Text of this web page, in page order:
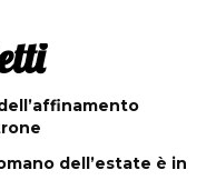
dell’estate è in